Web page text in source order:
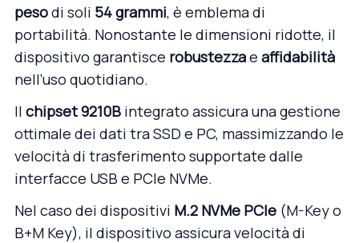
pesodi soli 54 grammi, è emblema di
portabilità. Nonostante le dimensioni ridotte, il
dispositivo garantisce robustezzae affidabilità
nell’uso quotidiano.
Il chipset 9210B integrato assicura una gestione
ottimale dei dati tra SSD e PC, massimizzando le
velocità di trasferimento supportate dalle
interfacce USB e PCIe NVMe.
Nel caso dei dispositivi M.2 NVMe PCIe (M-Key o
B+M Key), il dispositivo assicura velocità di